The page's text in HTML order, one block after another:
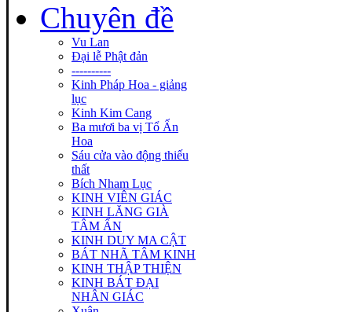
Chuyên đề
Vu Lan
Đại lễ Phật đản
----------
Kinh Pháp Hoa - giảng
lục
Kinh Kim Cang
Ba mươi ba vị Tổ Ấn
Hoa
Sáu cửa vào động thiếu
thất
Bích Nham Lục
KINH VIÊN GIÁC
KINH LĂNG GIÀ
TÂM ẤN
KINH DUY MA CẬT
BÁT NHÃ TÂM KINH
KINH THẬP THIỆN
KINH BÁT ĐẠI
NHÂN GIÁC